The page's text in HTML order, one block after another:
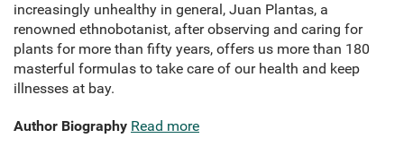
increasingly unhealthy in general, Juan Plantas, a
renowned ethnobotanist, after observing and caring for
plants for more than fifty years, offers us more than 180
masterful formulas to take care of our health and keep
illnesses at bay.
Author Biography Read more